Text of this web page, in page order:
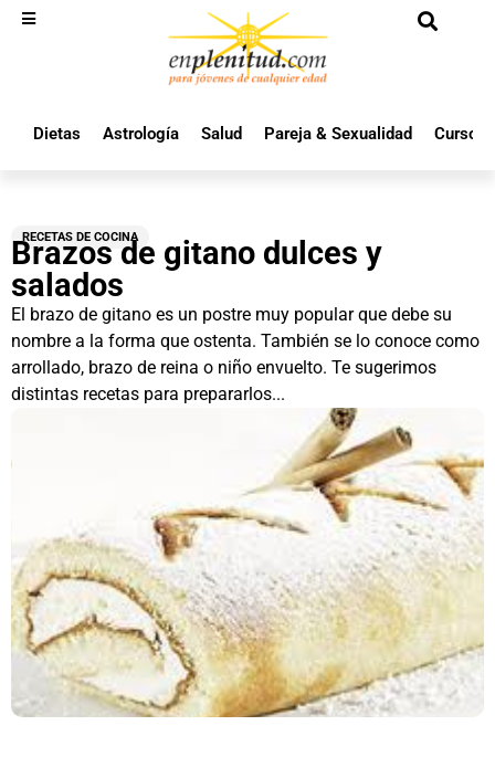
Dietas Astrología Salud Pareja & Sexualidad Cursos
RECETAS DE COCINA
Brazos de gitano dulces y
salados
El brazo de gitano es un postre muy popular que debe su
nombre a la forma que ostenta. También se lo conoce como
arrollado, brazo de reina o niño envuelto. Te sugerimos
distintas recetas para prepararlos...